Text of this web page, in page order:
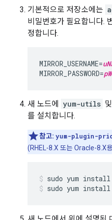
기본적으로 저장소에는
비밀번호가 필요합니다.
정합니다.
MIRROR_USERNAME=
MIRROR_PASSWORD=
새 노드에 yum-utils 및
를 설치합니다.
참고: yum-plugin-
(RHEL-8.X 또는 Oracle-8.X
sudo yum